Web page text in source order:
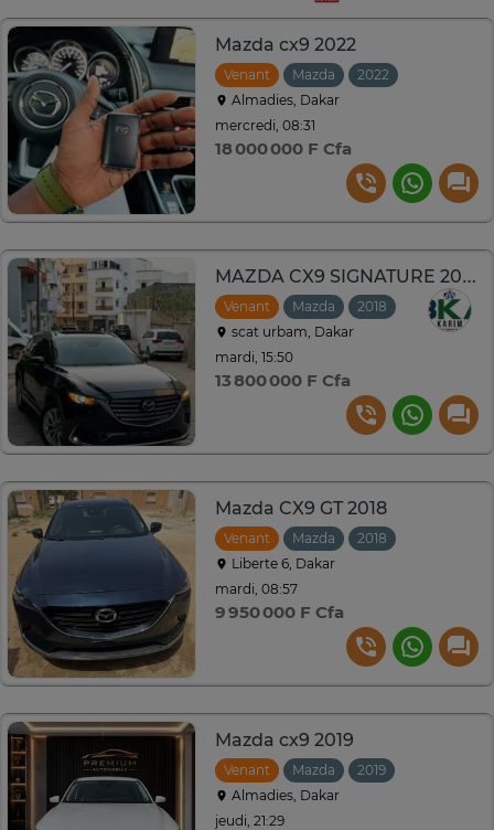
Mazda cx9 2022
Venant Mazda 2022
Almadies, Dakar
mercredi, 08:31
18 000 000 F Cfa
MAZDA CX9 SIGNATURE 2018
Venant Mazda 2018
scat urbam, Dakar
mardi, 15:50
13 800 000 F Cfa
Mazda CX9 GT 2018
Venant Mazda 2018
Liberte 6, Dakar
mardi, 08:57
9 950 000 F Cfa
Mazda cx9 2019
Venant Mazda 2019
Almadies, Dakar
jeudi, 21:29